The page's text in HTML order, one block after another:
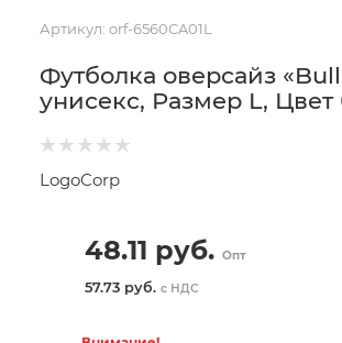
Артикул: orf-6560CA01L
Футболка оверсайз
унисекс, Размер L,
LogoCorp
48.11 руб. Опт
57.73 руб. с НДС